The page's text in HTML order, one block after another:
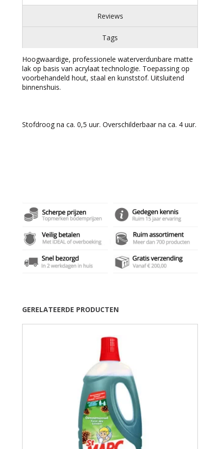
Reviews
Tags
Hoogwaardige, professionele waterverdunbare matte
lak op basis van acrylaat technologie. Toepassing op
voorbehandeld hout, staal en kunststof. Uitsluitend
binnenshuis.
Stofdroog na ca. 0,5 uur. Overschilderbaar na ca. 4 uur.
GERELATEERDE PRODUCTEN